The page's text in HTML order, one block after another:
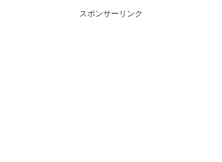
スポンサーリンク